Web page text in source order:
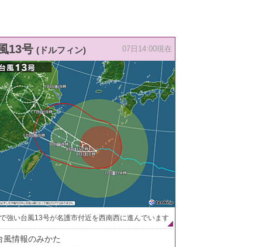
13号 (ドルフィン) 07日14:00現在
強い台風13号が名護市付近を西南西に進んでいます
風情報のみかた